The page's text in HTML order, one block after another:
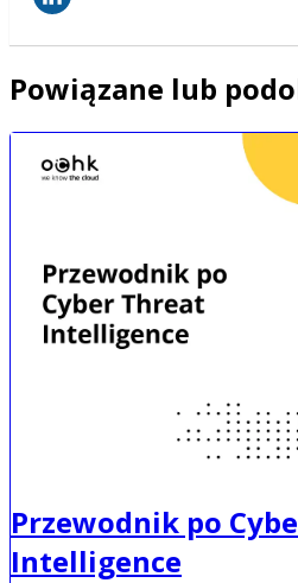
Powiązane lub
Przewodnik po
Intelligence